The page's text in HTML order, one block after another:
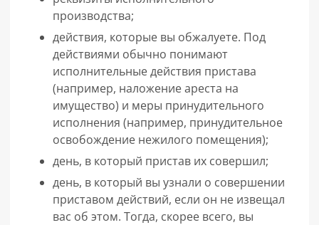
производства;
действия, которые вы обжалуете. Под
действиями обычно понимают
исполнительные действия пристава
(например, наложение ареста на
имущество) и меры принудительного
исполнения (например, принудительное
освобождение нежилого помещения);
день, в который пристав их совершил;
день, в который вы узнали о совершении
приставом действий, если он не извещал
вас об этом. Тогда, скорее всего, вы